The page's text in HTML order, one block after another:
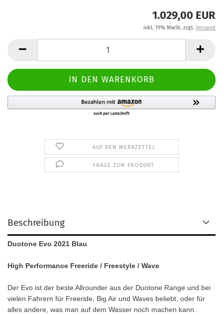
1.029,00 EUR
inkl. 19% MwSt. zzgl. Versand
AUF DEN MERKZETTEL
FRAGE ZUM PRODUKT
Beschreibung
Duotone Evo 2021 Blau
High Performance Freeride / Freestyle / Wave
Der Evo ist der beste Allrounder aus der Duotone Range und bei
vielen Fahrern für Freeride, Big Air und Waves beliebt, oder für
alles andere, was man auf dem Wasser noch machen kann.